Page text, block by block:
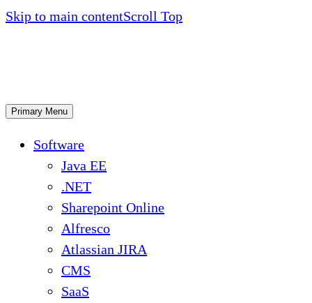
Skip to main contentScroll Top
Primary Menu
Software
Java EE
.NET
Sharepoint Online
Alfresco
Atlassian JIRA
CMS
SaaS